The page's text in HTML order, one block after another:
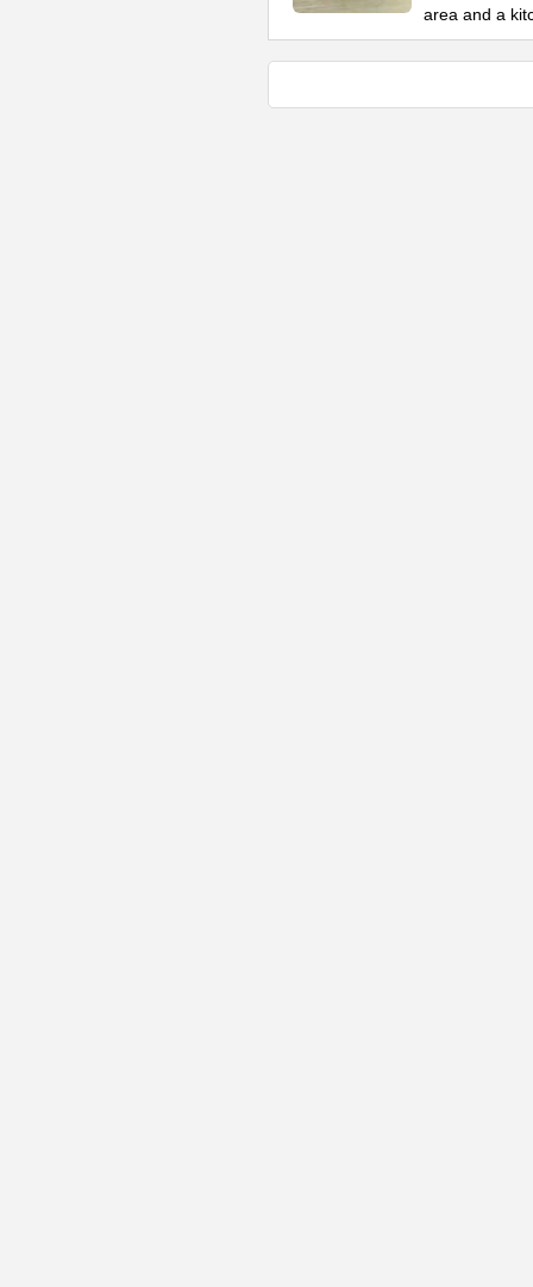
area and a